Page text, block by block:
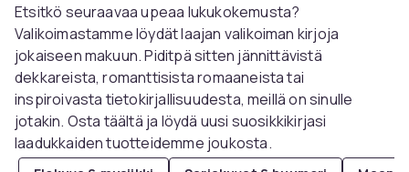
Etsitkö seuraavaa upeaa lukukokemusta?
Valikoimastamme löydät laajan valikoiman kirjoja
jokaiseen makuun. Piditpä sitten jännittävistä
dekkareista, romanttisista romaaneista tai
inspiroivasta tietokirjallisuudesta, meillä on sinulle
jotakin. Osta täältä ja löydä uusi suosikkikirjasi
laadukkaiden tuotteidemme joukosta.